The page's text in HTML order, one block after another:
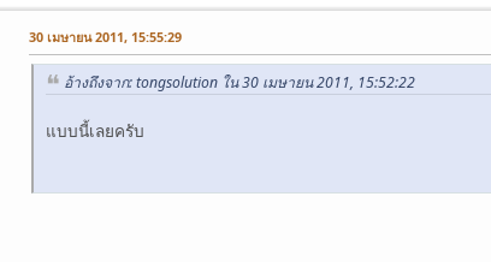
30 เมษายน 2011, 15:55:29
อ้างถึงจาก: tongsolution ใน 30 เมษายน 2011, 15:52:22
แบบนี้เลยครับ